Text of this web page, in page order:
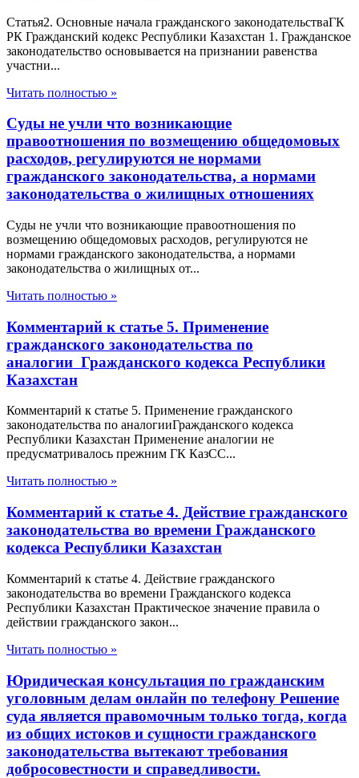
Статья2. Основные начала гражданского законодательстваГК
РК Гражданский кодекс Республики Казахстан 1. Гражданское
законодательство основывается на признании равенства
участни...
Читать полностью »
Суды не учли что возникающие
правоотношения по возмещению общедомовых
расходов, регулируются не нормами
гражданского законодательства, а нормами
законодательства о жилищных отношениях
Суды не учли что возникающие правоотношения по
возмещению общедомовых расходов, регулируются не
нормами гражданского законодательства, а нормами
законодательства о жилищных от...
Читать полностью »
Комментарий к статье 5. Применение
гражданского законодательства по
аналогии Гражданского кодекса Республики
Казахстан
Комментарий к статье 5. Применение гражданского
законодательства по аналогииГражданского кодекса
Республики Казахстан Применение аналогии не
предусматривалось прежним ГК КазСС...
Читать полностью »
Комментарий к статье 4. Действие гражданского
законодательства во времени Гражданского
кодекса Республики Казахстан
Комментарий к статье 4. Действие гражданского
законодательства во времени Гражданского кодекса
Республики Казахстан Практическое значение правила о
действии гражданского закон...
Читать полностью »
Юридическая консультация по гражданским
уголовным делам онлайн по телефону Решение
суда является правомочным только тогда, когда
из общих истоков и сущности гражданского
законодательства вытекают требования
добросовестности и справедливости.